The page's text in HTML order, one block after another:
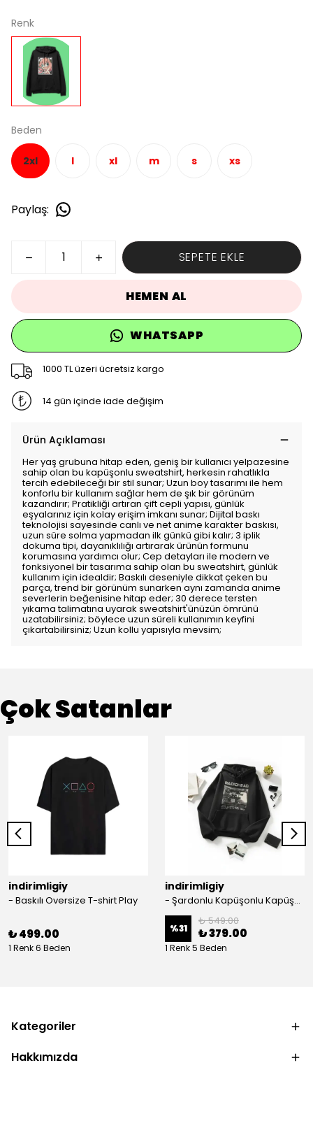
Renk
Beden
2xl l xl m s xs
Paylaş:
SEPETE EKLE
HEMEN AL
WHATSAPP
1000 TL üzeri ücretsiz kargo
14 gün içinde iade değişim
Ürün Açıklaması
Her yaş grubuna hitap eden, geniş bir kullanıcı yelpazesine
sahip olan bu kapüşonlu sweatshirt, herkesin rahatlıkla
tercih edebileceği bir stil sunar; Uzun boy tasarımı ile hem
konforlu bir kullanım sağlar hem de şık bir görünüm
kazandırır; Pratikliği artıran çift cepli yapısı, günlük
eşyalarınız için kolay erişim imkanı sunar; Dijital baskı
teknolojisi sayesinde canlı ve net anime karakter baskısı,
uzun süre solma yapmadan ilk günkü gibi kalır; 3 iplik
dokuma tipi, dayanıklılığı artırarak ürünün formunu
korumasına yardımcı olur; Cep detayları ile modern ve
fonksiyonel bir tasarıma sahip olan bu sweatshirt, günlük
kullanım için idealdir; Baskılı deseniyle dikkat çeken bu
parça, trend bir görünüm sunarken aynı zamanda anime
severlerin beğenisine hitap eder; 30 derece tersten
yıkama talimatına uyarak sweatshirt'ünüzün ömrünü
uzatabilirsiniz; böylece uzun süreli kullanımın keyfini
çıkartabilirsiniz; Uzun kollu yapısıyla mevsim;
Çok Satanlar
indirimligiy
- Baskılı Oversize T-shirt Play
₺ 499.00
1 Renk 6 Beden
indirimligiy
- Şardonlu Kapüşonlu Kapüşonlu Kanguru Cep Oversize Lastik Paça Sweatshirt Takimi
%31
₺ 549.00
₺ 379.00
1 Renk 5 Beden
Kategoriler
Hakkımızda